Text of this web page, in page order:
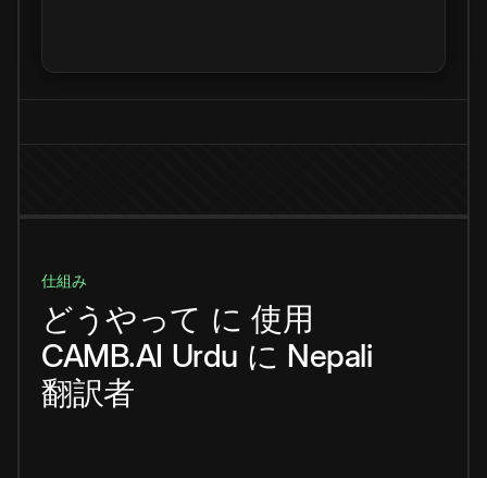
仕組み
どうやって に 使用
CAMB.AI Urdu に Nepali
翻訳者